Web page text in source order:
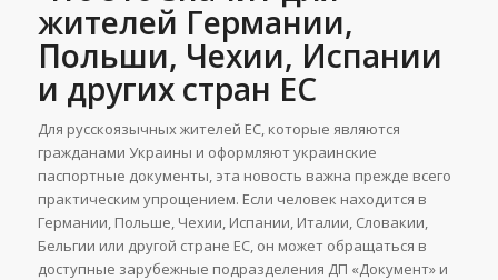
жителей Германии,
Польши, Чехии, Испании
и других стран ЕС
Для русскоязычных жителей ЕС, которые являются
гражданами Украины и оформляют украинские
паспортные документы, эта новость важна прежде всего
практическим упрощением. Если человек находится в
Германии, Польше, Чехии, Испании, Италии, Словакии,
Бельгии или другой стране ЕС, он может обращаться в
доступные зарубежные подразделения ДП «Документ» и